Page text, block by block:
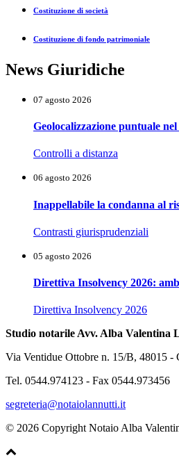
Costituzione di società
Costituzione di fondo patrimoniale
News Giuridiche
07 agosto 2026
Geolocalizzazione puntuale
Controlli a distanza
06 agosto 2026
Inappellabile la condanna al
Contrasti giurisprudenziali
05 agosto 2026
Direttiva Insolvency 2026:
Direttiva Insolvency 2026
Studio notarile Avv. Alba Valentina
Via Ventidue Ottobre n. 15/B, 48015 -
Tel. 0544.974123 - Fax 0544.973456
segreteria@notaiolannutti.it
© 2026 Copyright Notaio Alba